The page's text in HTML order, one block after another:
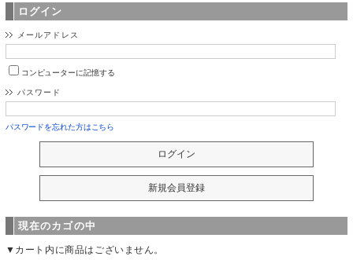
ログイン
メールアドレス
コンピューターに記憶する
パスワード
パスワードを忘れた方はこちら
現在のカゴの中
▼カート内に商品はございません。